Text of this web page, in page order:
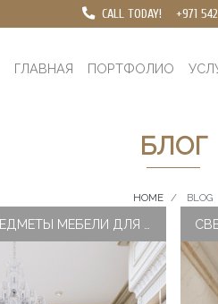
CALL TODAY! +971
ГЛАВНАЯ ПОРТФОЛИО
БЛОГ
HOME BLOG